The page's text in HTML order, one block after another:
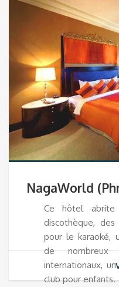
NagaWorld
Ce hôtel abrite
discothèque,
pour le karaoké,
de nombreux
internationaux,
club pour enfants.